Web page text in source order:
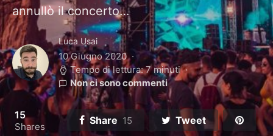
annullò il concerto…
Luca Usai
10 Giugno 2020
Tempo di lettura: 7 minuti
Non ci sono commenti
15
Shares Share 15 Tweet